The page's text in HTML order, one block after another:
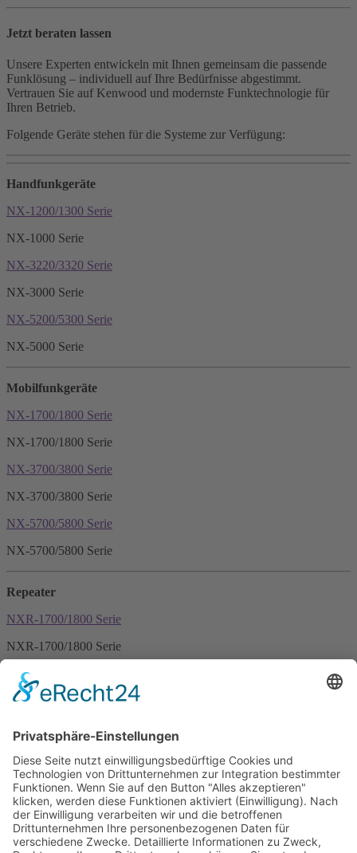
Jetzt beraten lassen
Unsere Experten entwickeln mit Ihnen gemeinsam die passende
Funklösung – individuell auf Ihre Bedürfnisse abgestimmt.
Vertrauen Sie auf Kenwood und modernste Funktechnologie für
Ihren Betrieb.
Folgende Geräte stehen für die Systeme zur Verfügung:
Handfunkgeräte
NX-1200/1300 Serie
NX-1000 Serie
NX-3220/3320 Serie
NX-3000 Serie
NX-5200/5300 Serie
NX-5000 Serie
Mobilfunkgeräte
NX-1700/1800 Serie
NX-1700/1800 Serie
NX-3700/3800 Serie
NX-3700/3800 Serie
NX-5700/5800 Serie
NX-5700/5800 Serie
Repeater
NXR-1700/1800 Serie
NXR-1700/1800 Serie
Kairos KA 160/KA-450 Serie
Kairos KA 160/KA-450 Serie
Kenwood NEXEDGE
Motorola MOTOTRBO
TETRA
Startseite
Sitemap
Datenschutz
AGB